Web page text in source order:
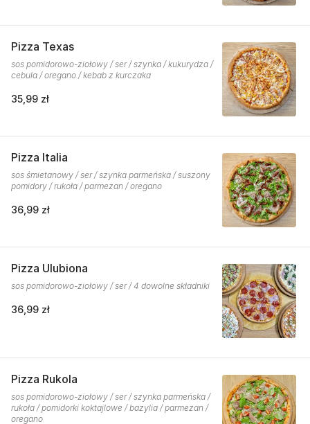
Pizza Texas
sos pomidorowo-ziołowy / ser / szynka / kukurydza /
cebula / oregano / kebab z kurczaka
35,99 zł
Pizza Italia
sos śmietanowy / ser / szynka parmeńska / suszony
pomidory / rukoła / parmezan / oregano
36,99 zł
Pizza Ulubiona
sos pomidorowo-ziołowy / ser / 4 dowolne składniki
36,99 zł
Pizza Rukola
sos pomidorowo-ziołowy / ser / szynka parmeńska /
rukoła / pomidorki koktajlowe / bazylia / parmezan /
oregano